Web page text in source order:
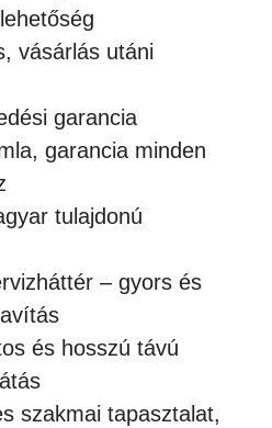
vásárlás utáni
garancia
garancia minden
tulajdonú
– gyors és
és hosszú távú
szakmai tapasztalat,